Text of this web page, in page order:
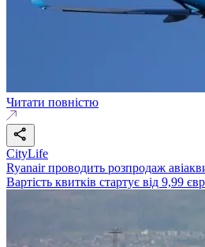
Читати повністю
CityLife
Ryanair проводить розпродаж
Вартість квитків стартує від 9,99